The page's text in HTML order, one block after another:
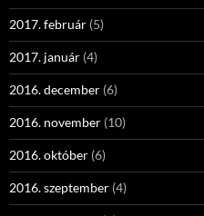
2017. február (5)
2017. január (4)
2016. december (6)
2016. november (10)
2016. október (6)
2016. szeptember (4)